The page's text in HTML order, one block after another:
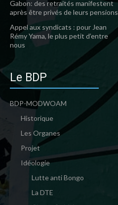
Gabon: des retraités manifestent
après être privés de leurs pensions
Appel aux syndicats : pour Jean
Rémy Yama, le plus petit d’entre
nous
Le BDP
BDP-MODWOAM
Historique
Les Organes
Projet
Idéologie
Lutte anti Bongo
La DTE